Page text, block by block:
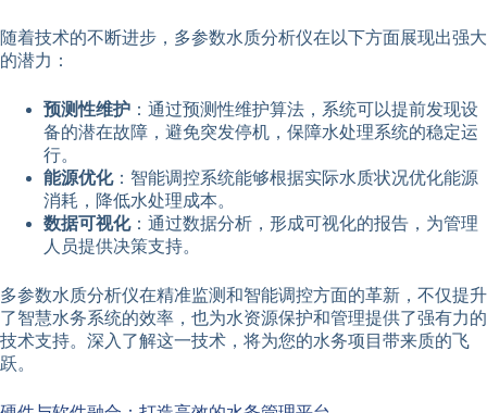
随着技术的不断进步，多参数水质分析仪在以下方面展现出强大
的潜力：
预测性维护 ：通过预测性维护算法，系统可以提前发现设
备的潜在故障，避免突发停机，保障水处理系统的稳定运
行。
能源优化：智能调控系统能够根据实际水质状况优化能源
消耗，降低水处理成本。
数据可视化：通过数据分析，形成可视化的报告，为管理
人员提供决策支持。
多参数水质分析仪在精准监测和智能调控方面的革新，不仅提升
了智慧水务系统的效率，也为水资源保护和管理提供了强有力的
技术支持。深入了解这一技术，将为您的水务项目带来质的飞
跃。